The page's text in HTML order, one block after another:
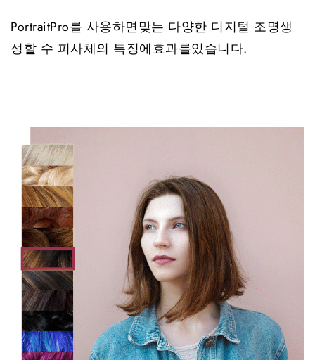
PortraitPro를 사용하면맞는 다양한 디지털 조명생
성할 수 피사체의 특징에효과를있습니다.